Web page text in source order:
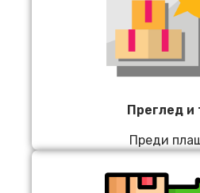
Преглед и
Преди